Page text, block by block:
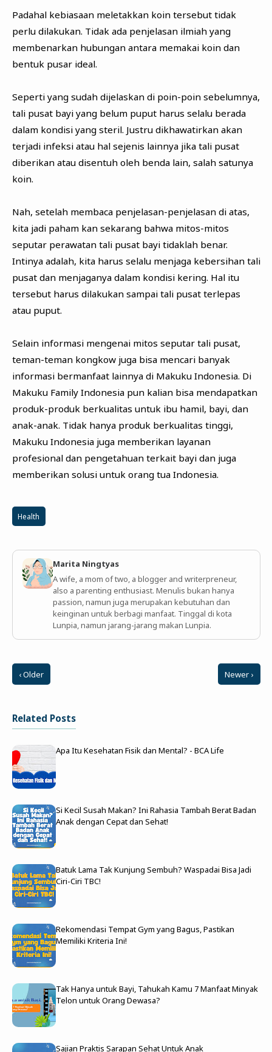
Padahal kebiasaan meletakkan koin tersebut tidak
perlu dilakukan. Tidak ada penjelasan ilmiah yang
membenarkan hubungan antara memakai koin dan
bentuk pusar ideal.
Seperti yang sudah dijelaskan di poin-poin sebelumnya,
tali pusat bayi yang belum puput harus selalu berada
dalam kondisi yang steril. Justru dikhawatirkan akan
terjadi infeksi atau hal sejenis lainnya jika tali pusat
diberikan atau disentuh oleh benda lain, salah satunya
koin.
Nah, setelah membaca penjelasan-penjelasan di atas,
kita jadi paham kan sekarang bahwa mitos-mitos
seputar perawatan tali pusat bayi tidaklah benar.
Intinya adalah, kita harus selalu menjaga kebersihan tali
pusat dan menjaganya dalam kondisi kering. Hal itu
tersebut harus dilakukan sampai tali pusat terlepas
atau puput.
Selain informasi mengenai mitos seputar tali pusat,
teman-teman kongkow juga bisa mencari banyak
informasi bermanfaat lainnya di Makuku Indonesia. Di
Makuku Family Indonesia pun kalian bisa mendapatkan
produk-produk berkualitas untuk ibu hamil, bayi, dan
anak-anak. Tidak hanya produk berkualitas tinggi,
Makuku Indonesia juga memberikan layanan
profesional dan pengetahuan terkait bayi dan juga
memberikan solusi untuk orang tua Indonesia.
Health
Marita Ningtyas
A wife, a mom of two, a blogger and writerpreneur,
also a parenting enthusiast. Menulis bukan hanya
passion, namun juga merupakan kebutuhan dan
keinginan untuk berbagi manfaat. Tinggal di kota
Lunpia, namun jarang-jarang makan Lunpia.
‹ Older Newer ›
Related Posts
Apa Itu Kesehatan Fisik dan Mental? - BCA Life
Si Kecil Susah Makan? Ini Rahasia Tambah Berat Badan
Anak dengan Cepat dan Sehat!
Batuk Lama Tak Kunjung Sembuh? Waspadai Bisa Jadi
Ciri-Ciri TBC!
Rekomendasi Tempat Gym yang Bagus, Pastikan
Memiliki Kriteria Ini!
Tak Hanya untuk Bayi, Tahukah Kamu 7 Manfaat Minyak
Telon untuk Orang Dewasa?
Sajian Praktis Sarapan Sehat Untuk Anak